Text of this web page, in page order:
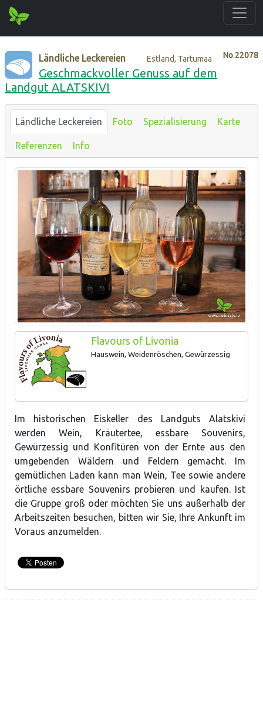
No 22078
Ländliche Leckereien Estland, Tartumaa
Geschmackvoller Genuss auf dem
Landgut ALATSKIVI
Ländliche Leckereien Foto Spezialisierung Karte
Referenzen Info
Flavours of Livonia
Hauswein, Weidenröschen, Gewürzessig
Im historischen Eiskeller des Landguts Alatskivi
werden Wein, Kräutertee, essbare Souvenirs,
Gewürzessig und Konfitüren von der Ernte aus den
umgebenden Wäldern und Feldern gemacht. Im
gemütlichen Laden kann man Wein, Tee sowie andere
örtliche essbare Souvenirs probieren und kaufen. Ist
die Gruppe groß oder möchten Sie uns außerhalb der
Arbeitszeiten besuchen, bitten wir Sie, Ihre Ankunft im
Voraus anzumelden.